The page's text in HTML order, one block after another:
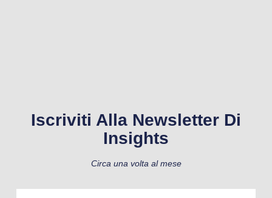
Iscriviti Alla Newsletter Di
Insights
Circa una volta al mese